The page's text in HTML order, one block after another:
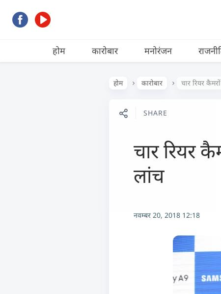
होम कारोबार मनोरंजन
होम कारोबार चार रियर
SHARE
चार रियर
लांच
नवम्बर 20, 2018 12:18